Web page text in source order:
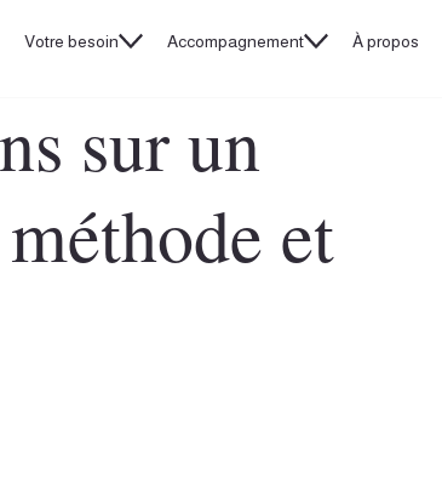
Votre besoin Accompagnement À propos
sur un
et